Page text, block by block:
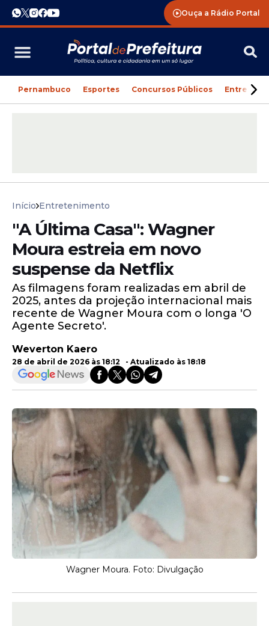
Ouça a Rádio Portal
Pernambuco Esportes Concursos Públicos
Início Entretenimento
"A Última Casa": Wagner
Moura estreia em novo
suspense da Netflix
As filmagens foram realizadas em abril de
2025, antes da projeção internacional mais
recente de Wagner Moura com o longa 'O
Agente Secreto'.
Weverton Kaero
28 de abril de 2026 às 18:12 - Atualizado às 18:18
Wagner Moura. Foto: Divulgação